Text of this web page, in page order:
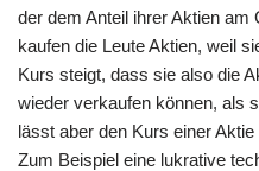
der dem Anteil ihrer Aktien
kaufen die Leute Aktien, weil
Kurs steigt, dass sie also die
wieder verkaufen können, als
lässt aber den Kurs einer
Zum Beispiel eine lukrative